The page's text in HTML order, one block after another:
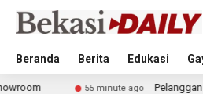
Beranda Berita Edukasi
55 minute ago Pelanggan Nyaman,